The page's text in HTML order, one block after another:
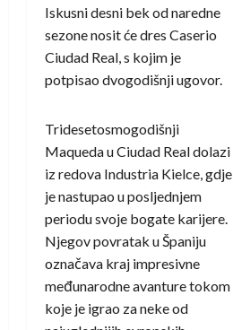
Iskusni desni bek od naredne
sezone nosit će dres Caserio
Ciudad Real, s kojim je
potpisao dvogodišnji ugovor.
Tridesetosmogodišnji
Maqueda u Ciudad Real dolazi
iz redova Industria Kielce, gdje
je nastupao u posljednjem
periodu svoje bogate karijere.
Njegov povratak u Španiju
označava kraj impresivne
međunarodne avanture tokom
koje je igrao za neke od